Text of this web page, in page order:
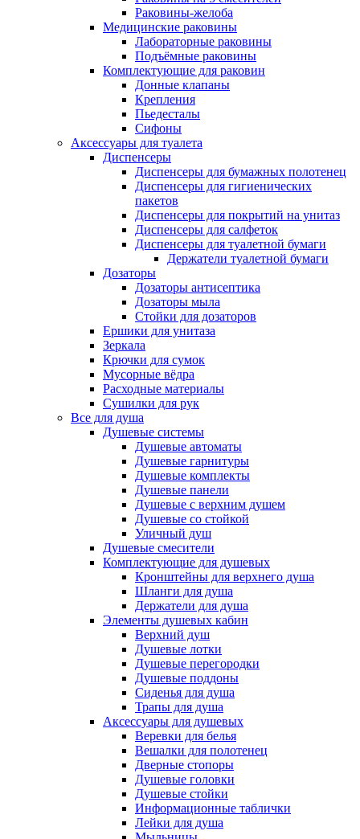
Раковины-желоба
Медицинские раковины
Лабораторные раковины
Подъёмные раковины
Комплектующие для раковин
Донные клапаны
Крепления
Пьедесталы
Сифоны
Аксессуары для туалета
Диспенсеры
Диспенсеры для бумажных полотенец
Диспенсеры для гигиенических
пакетов
Диспенсеры для покрытий на унитаз
Диспенсеры для салфеток
Диспенсеры для туалетной бумаги
Держатели туалетной бумаги
Дозаторы
Дозаторы антисептика
Дозаторы мыла
Стойки для дозаторов
Ершики для унитаза
Зеркала
Крючки для сумок
Мусорные вёдра
Расходные материалы
Сушилки для рук
Все для душа
Душевые системы
Душевые автоматы
Душевые гарнитуры
Душевые комплекты
Душевые панели
Душевые с верхним душем
Душевые со стойкой
Уличный душ
Душевые смесители
Комплектующие для душевых
Кронштейны для верхнего душа
Шланги для душа
Держатели для душа
Элементы душевых кабин
Верхний душ
Душевые лотки
Душевые перегородки
Душевые поддоны
Сиденья для душа
Трапы для душа
Аксессуары для душевых
Веревки для белья
Вешалки для полотенец
Дверные стопоры
Душевые головки
Душевые стойки
Информационные таблички
Лейки для душа